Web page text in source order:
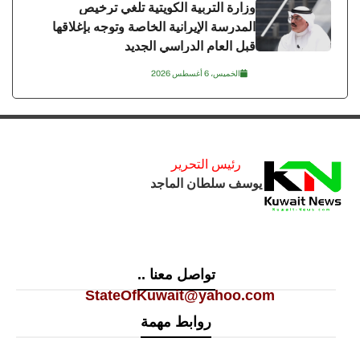
وزارة التربية الكويتية تلغي ترخيص
المدرسة الإيرانية الخاصة وتوجه بإغلاقها
قبل العام الدراسي الجديد
الخميس، 6 أغسطس 2026
رئيس التحرير
يوسف سلطان الماجد
تواصل معنا ..
StateOfKuwait@yahoo.com
روابط مهمة